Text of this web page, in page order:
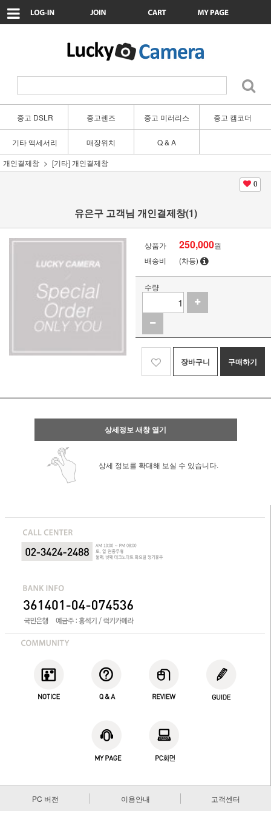
중고 DSLR 중고렌즈 중고 미러리스 중고 캠코더
기타 액세서리 매장위치
Q & A
개인결제창
[기타] 개인결제창
0
유은구 고객님 개인결제창(1)
상품가 250,000원
배송비
(차등)
수량
장바구니 구매하기
상세정보 새창 열기
상세 정보를 확대해 보실 수 있습니다.
PC 버전 이용안내 고객센터